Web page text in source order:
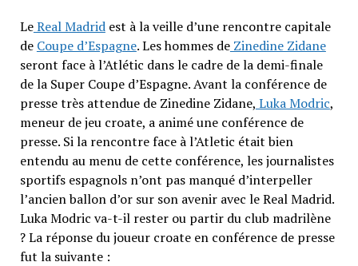
LeReal Madridest à la veille d’une rencontre capitale
de Coupe d’Espagne. Les hommes deZinedine Zidane
seront face à l’Atlétic dans le cadre de la demi-finale
de la Super Coupe d’Espagne. Avant la conférence de
presse très attendue de Zinedine Zidane, Luka Modric,
meneur de jeu croate, a animé une conférence de
presse. Si la rencontre face à l’Atletic était bien
entendu au menu de cette conférence, les journalistes
sportifs espagnols n’ont pas manqué d’interpeller
l’ancien ballon d’or sur son avenir avec le Real Madrid.
Luka Modric va-t-il rester ou partir du club madrilène
? La réponse du joueur croate en conférence de presse
fut la suivante :